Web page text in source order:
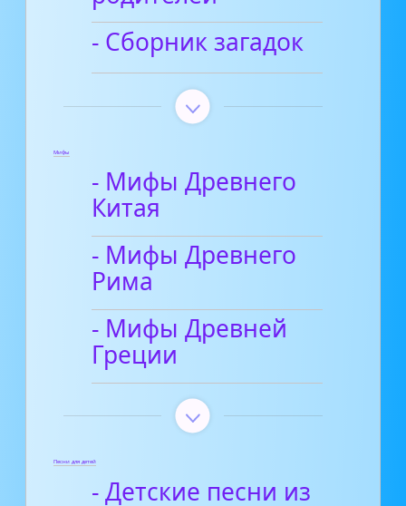
- Сборник загадок
Мифы
- Мифы Древнего
Китая
- Мифы Древнего
Рима
- Мифы Древней
Греции
Песни для детей
- Детские песни из